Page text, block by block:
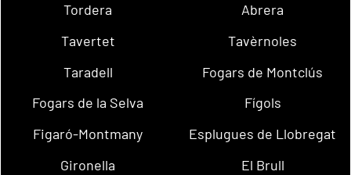
Tordera
Abrera
Tavertet
Tavèrnoles
Taradell
Fogars de Montclús
Fogars de la Selva
Fígols
Figaró-Montmany
Esplugues de Llobregat
Gironella
El Brull